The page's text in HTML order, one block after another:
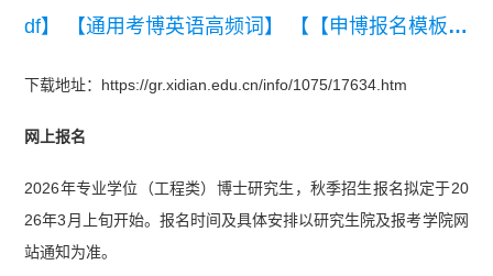
df】
【通用考博英语高频词】
【【申博报名模板】
下载地址：https://gr.xidian.edu.cn/info/1075/17634.htm
网上报名
2026年专业学位（工程类）博士研究生，秋季招生报名拟定于20
26年3月上旬开始。报名时间及具体安排以研究生院及报考学院网
站通知为准。